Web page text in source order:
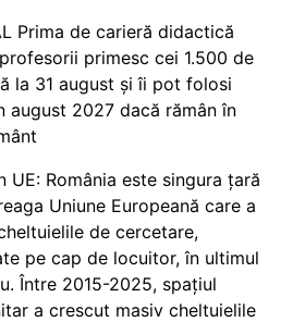
Prima de carieră didactică
primesc cei 1.500 de
la 31 august și îi pot folosi
august 2027 dacă rămân în
UE: România este singura țară
Uniune Europeană care a
de cercetare,
pe cap de locuitor, în ultimul
Între 2015-2025, spațiul
a crescut masiv cheltuielile